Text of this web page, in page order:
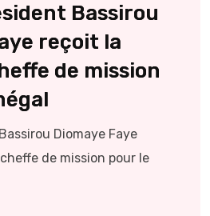
Bassirou
reçoit la
de mission
Diomaye Faye
de mission pour le